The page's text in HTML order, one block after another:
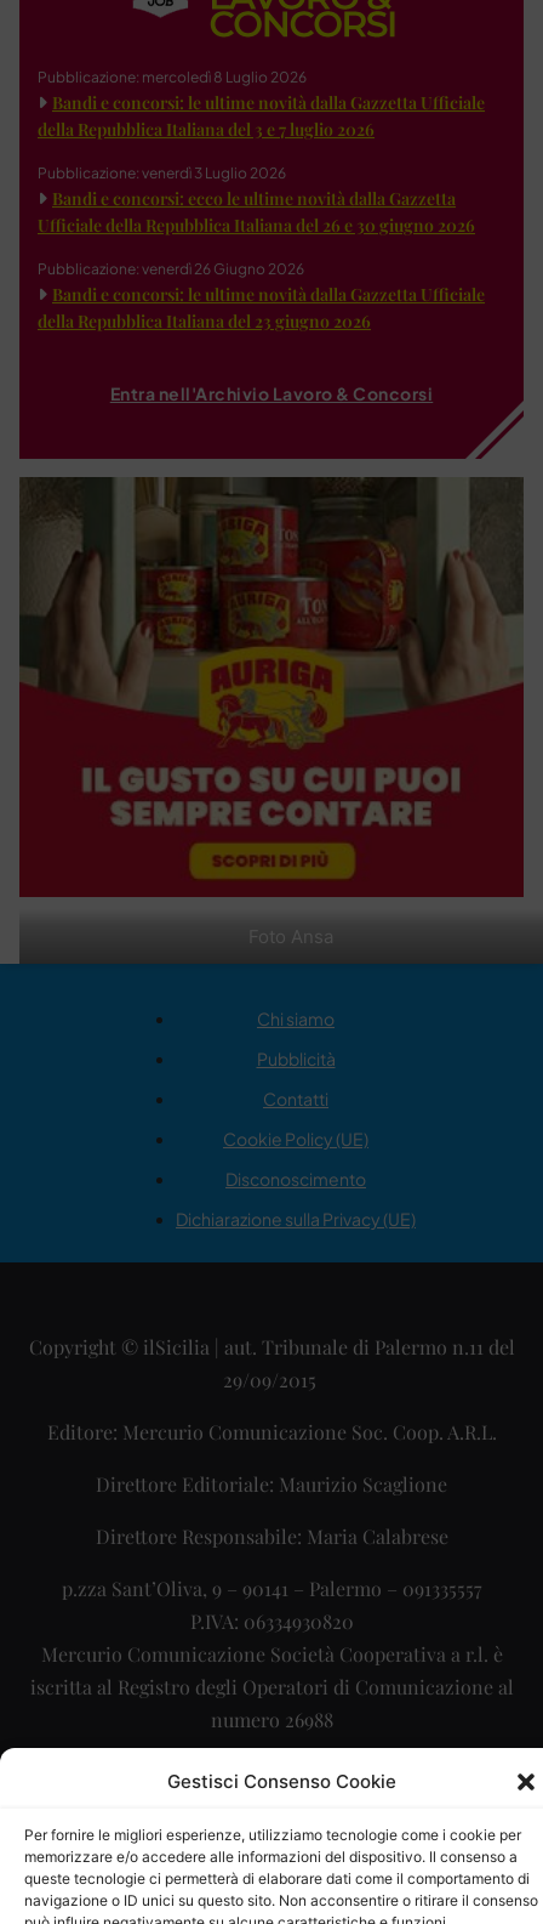
Gestisci Consenso Cookie
Per fornire le migliori esperienze, utilizziamo tecnologie come i cookie per
memorizzare e/o accedere alle informazioni del dispositivo. Il consenso a
queste tecnologie ci permetterà di elaborare dati come il comportamento di
navigazione o ID unici su questo sito. Non acconsentire o ritirare il consenso
Foto Ansa
Pubblicazione: mercoledì 8 Luglio 2026
Bandi e concorsi: le ultime novità dalla Gazzetta Ufficiale
della Repubblica Italiana del 3 e 7 luglio 2026
Pubblicazione: venerdì 3 Luglio 2026
Bandi e concorsi: ecco le ultime novità dalla Gazzetta
Ufficiale della Repubblica Italiana del 26 e 30 giugno 2026
Pubblicazione: venerdì 26 Giugno 2026
Bandi e concorsi: le ultime novità dalla Gazzetta Ufficiale
della Repubblica Italiana del 23 giugno 2026
Entra nell'Archivio Lavoro & Concorsi
Chi siamo
Pubblicità
Contatti
Cookie Policy (UE)
Disconoscimento
Dichiarazione sulla Privacy (UE)
Copyright © ilSicilia | aut. Tribunale di Palermo n.11 del
29/09/2015
Editore: Mercurio Comunicazione Soc. Coop. A.R.L.
Direttore Editoriale: Maurizio Scaglione
Direttore Responsabile: Maria Calabrese
p.zza Sant’Oliva, 9 – 90141 – Palermo – 091335557
P.IVA: 06334930820
Mercurio Comunicazione Società Cooperativa a r.l. è
iscritta al Registro degli Operatori di Comunicazione al
numero 26988
Sito gestito da La Digitale srl – info@ladigitale.it